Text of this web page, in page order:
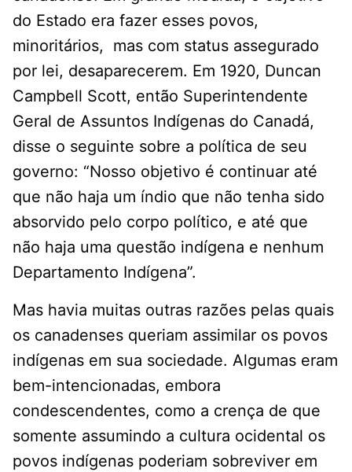
do Estado era fazer esses povos,
minoritários, mas com status assegurado
por lei, desaparecerem. Em 1920, Duncan
Campbell Scott, então Superintendente
Geral de Assuntos Indígenas do Canadá,
disse o seguinte sobre a política de seu
governo: “Nosso objetivo é continuar até
que não haja um índio que não tenha sido
absorvido pelo corpo político, e até que
não haja uma questão indígena e nenhum
Departamento Indígena”.
Mas havia muitas outras razões pelas quais
os canadenses queriam assimilar os povos
indígenas em sua sociedade. Algumas eram
bem-intencionadas, embora
condescendentes, como a crença de que
somente assumindo a cultura ocidental os
povos indígenas poderiam sobreviver em